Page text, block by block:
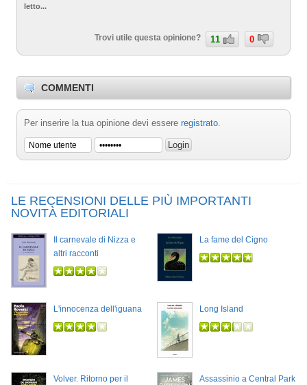
letto...
Trovi utile questa opinione? 11 0
COMMENTI
Per inserire la tua opinione devi essere registrato.
LE RECENSIONI DELLE PIÙ IMPORTANTI
NOVITÀ EDITORIALI
Il carnevale di Nizza e
altri racconti
La fame del Cigno
L'innocenza dell'iguana Long Island
Volver. Ritorno per il Assassinio a Central Park